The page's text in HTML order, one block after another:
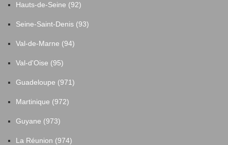
Hauts-de-Seine (92)
Seine-Saint-Denis (93)
Val-de-Marne (94)
Val-d'Oise (95)
Guadeloupe (971)
Martinique (972)
Guyane (973)
La Réunion (974)